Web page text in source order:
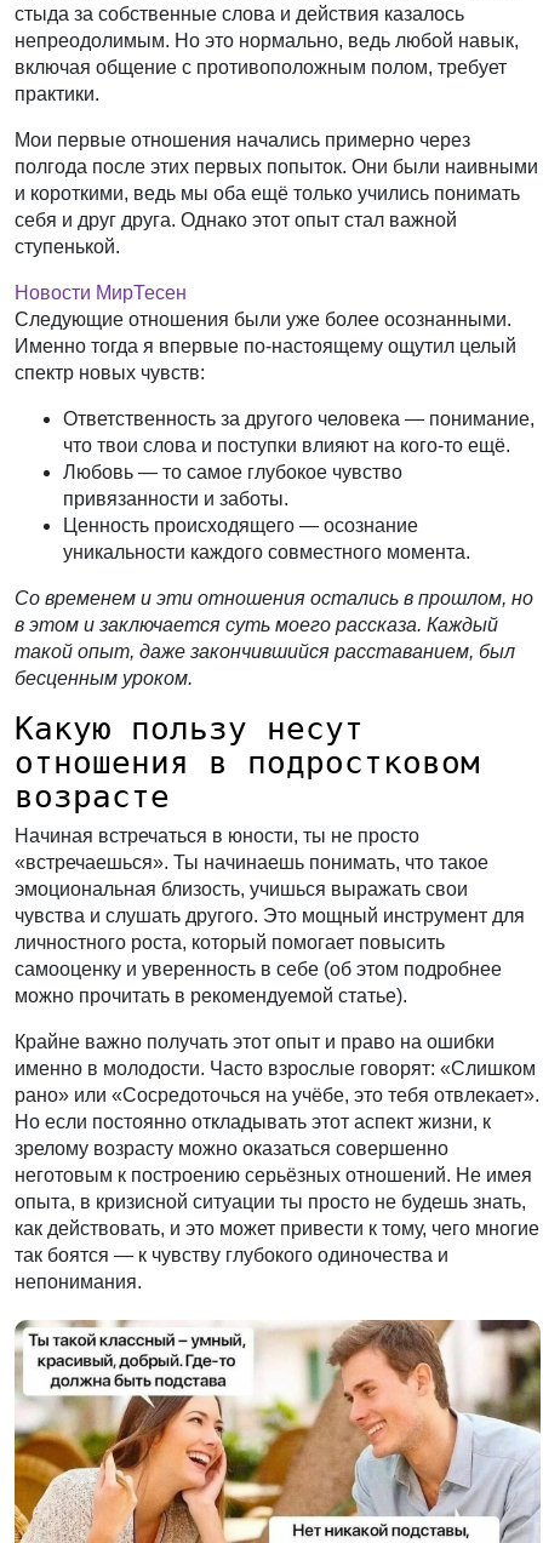
стыда за собственные слова и действия казалось
непреодолимым. Но это нормально, ведь любой навык,
включая общение с противоположным полом, требует
практики.
Мои первые отношения начались примерно через
полгода после этих первых попыток. Они были наивными
и короткими, ведь мы оба ещё только учились понимать
себя и друг друга. Однако этот опыт стал важной
ступенькой.
Новости МирТесен
Следующие отношения были уже более осознанными.
Именно тогда я впервые по-настоящему ощутил целый
спектр новых чувств:
Ответственность за другого человека — понимание,
что твои слова и поступки влияют на кого-то ещё.
Любовь — то самое глубокое чувство
привязанности и заботы.
Ценность происходящего — осознание
уникальности каждого совместного момента.
Со временем и эти отношения остались в прошлом, но
в этом и заключается суть моего рассказа. Каждый
такой опыт, даже закончившийся расставанием, был
бесценным уроком.
Какую пользу несут
отношения в подростковом
возрасте
Начиная встречаться в юности, ты не просто
«встречаешься». Ты начинаешь понимать, что такое
эмоциональная близость, учишься выражать свои
чувства и слушать другого. Это мощный инструмент для
личностного роста, который помогает повысить
самооценку и уверенность в себе (об этом подробнее
можно прочитать в рекомендуемой статье).
Крайне важно получать этот опыт и право на ошибки
именно в молодости. Часто взрослые говорят: «Слишком
рано» или «Сосредоточься на учёбе, это тебя отвлекает».
Но если постоянно откладывать этот аспект жизни, к
зрелому возрасту можно оказаться совершенно
неготовым к построению серьёзных отношений. Не имея
опыта, в кризисной ситуации ты просто не будешь знать,
как действовать, и это может привести к тому, чего многие
так боятся — к чувству глубокого одиночества и
непонимания.